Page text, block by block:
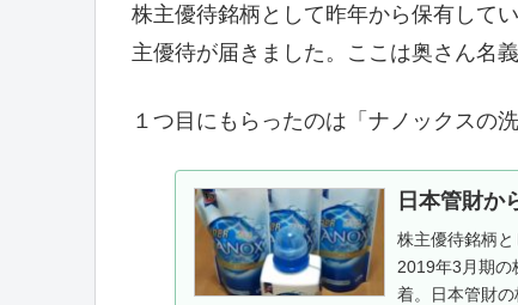
株主優待銘柄として昨年から保有してい
主優待が届きました。ここは奥さん名
１つ目にもらったのは「ナノックスの洗
日本管財か
株主優待銘柄
2019年3月期の
着。日本管財の